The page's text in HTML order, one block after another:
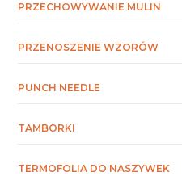
PRZECHOWYWANIE MULIN
PRZENOSZENIE WZORÓW
PUNCH NEEDLE
TAMBORKI
TERMOFOLIA DO NASZYWEK